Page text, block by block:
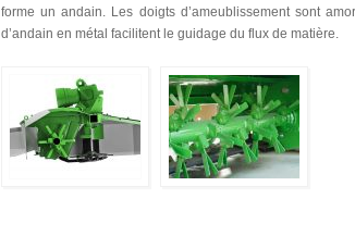
forme un andain. Les doigts d’ameublissement sont
d’andain en métal facilitent le guidage du flux de matière.